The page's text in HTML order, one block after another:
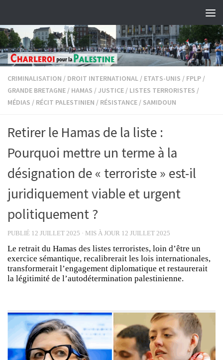
CRIMINALISATION / DROIT INTERNATIONAL / ETATS-UNIS / FPLP /
GRANDE BRETAGNE / HAMAS /JUSTICE / LISTES TERRORISTES /
MÉDIAS / RÉCIT PALESTINIEN / RÉSISTANCE / SAMIDOUN
Retirer le Hamas de la liste :
Pourquoi mettre un terme à la
désignation de « terroriste » est-il
juridiquement viable et urgent
politiquement ?
PUBLIÉ 12 JUILLET 2025 · MIS À JOUR 12 JUILLET 2025
Le retrait du Hamas des listes terroristes, loin d’être un
exercice sémantique, recalibrerait les lois internationales,
transformerait l’engagement diplomatique et restaurerait
la légitimité de l’autodétermination palestinienne.